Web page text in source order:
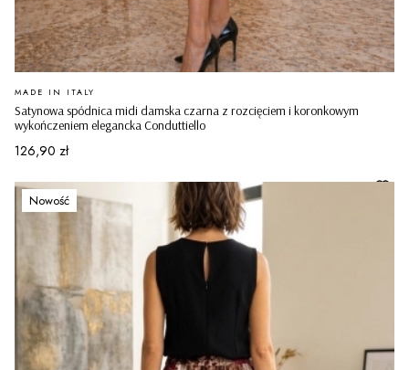
Satynowa spódnica midi damska czarna z rozcięciem i koronkowym
wykończeniem elegancka Conduttiello
PRODUCENT
MADE IN ITALY
Cena
126,90 zł
Nowość